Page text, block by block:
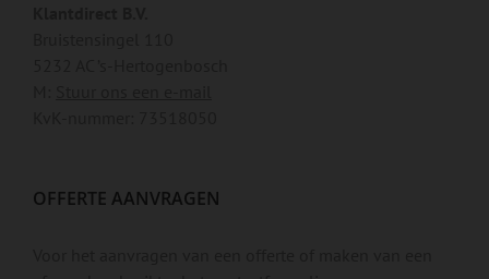
OFFERTE AANVRAGEN